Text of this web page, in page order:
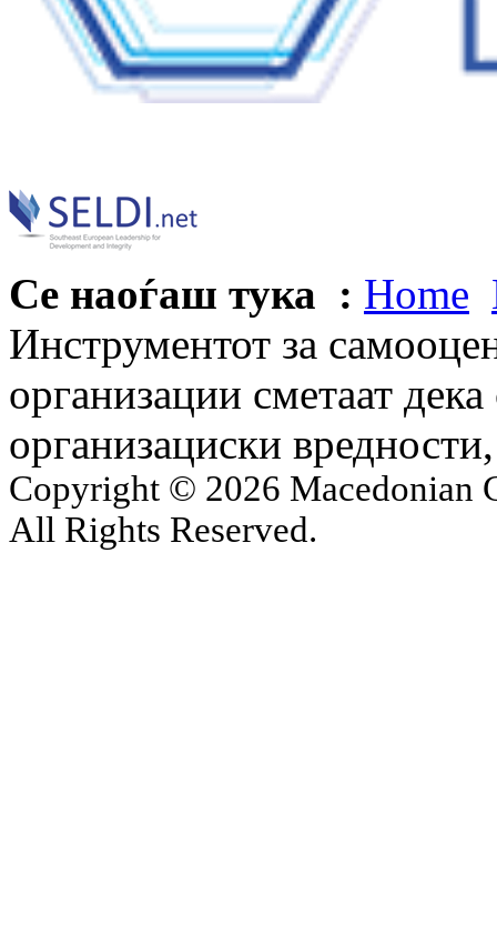
Се наоѓаш тука : Home
Инструментот за
организации сметаат
организациски
Copyright © 2026 Macedonian
All Rights Reserved.